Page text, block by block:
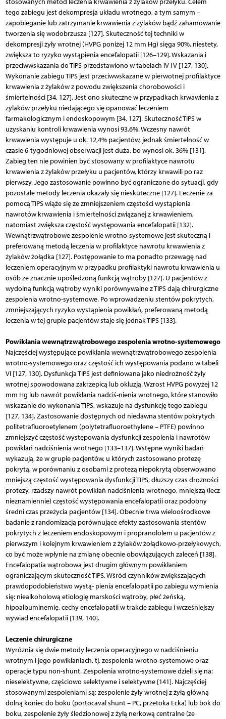
tego zabiegu jest dekompresja układu wrotnego, a tym samym –
zapobieganie lub zatrzymanie krwawienia z żylaków bądź zahamowanie
tworzenia się wodobrzusza [127]. Skuteczność tej techniki w
dekompresji żyły wrotnej (HVPG poniżej 12 mm Hg) sięga 90%, niestety,
zwiększa to ryzyko wystąpienia encefalopatii [126–129]. Wskazania i
przeciwwskazania do TIPS przedstawiono w tabelach IV i V [127, 130].
Wykonanie zabiegu TIPS jest przeciwwskazane w pierwot­nej profilaktyce
krwawienia z żylaków z powodu zwiększenia chorobowości i
śmiertelności [34, 127]. Jest ono skuteczne w przypadkach krwawienia z
żylaków przełyku niedającego się opanować leczeniem
farmakologicznym i endoskopowym [34, 127]. Skuteczność TIPS w
uzyskaniu kontroli krwawienia wynosi 93,6%. Wczesny nawrót
krwawienia występuje u ok. 12,4% pacjentów, jednak śmiertelność w
czasie 6-tygodniowej obserwacji jest duża, bo wynosi ok. 36% [131].
Zabieg ten nie powinien być stosowany w profilaktyce nawrotu
krwawienia z żylaków przełyku u pacjentów, którzy krwawili po raz
pierwszy. Jego zastosowanie powinno być ograniczone do sytuacji, gdy
pozostałe metody leczenia okazały się nieskuteczne [127]. Leczenie za
pomocą TIPS wiąże się ze zmniejszeniem częstości wystąpienia
nawrotów krwawienia i śmiertelności związanej z krwawieniem,
natomiast zwiększa częstość występowania encefalopatii [132].
Wewnątrzwątrobowe zespolenie wrotno-systemowe jest skuteczną i
preferowaną metodą leczenia w profilaktyce nawrotu krwawienia z
żylaków żołądka [127]. Postępowanie to ma ponadto przewagę nad
leczeniem operacyjnym w przypadku profilaktyki nawrotu krwawienia u
osób ze znacznie upośledzoną funkcją wątroby [127]. U pacjentów z
wydolną funkcją wątroby wyniki porównywalne z TIPS dają chirurgiczne
zespolenia wrotno-­systemowe. Po wprowadzeniu stentów pokrytych,
zmniejszających ryzyko wystąpienia powikłań, preferowaną metodą
leczenia w tej grupie pacjentów staje się jednak TIPS [133].
Powikłania wewnątrzwątrobowego zespolenia wrotno-systemowego
Najczęściej występujące powikłania wewnątrzwątrobowego zespolenia
wrotno-systemowego oraz częstość ich występowania podano w tabeli
VI [127, 130]. Dysfunkcja TIPS jest definiowana jako niedrożność żyły
wrotnej spowodowana zakrzepicą lub okluzją. Wzrost HVPG powyżej 12
mm Hg lub nawrót powikłania nadciś­-nienia wrotnego, które stanowiło
wskazanie do wykonania TIPS, wskazuje na dysfunkcję tego zabiegu
[127, 134]. Zastosowanie dostępnych od niedawna stentów pokrytych
politetrafluoroetylenem (polytetrafluoroethylene – PTFE) powinno
zmniejszyć częstość występowania dysfunkcji zespolenia i nawrotów
powikłań nadciś­nienia wrotnego [133–137]. Wstępne wyniki badań
wykazują, że w grupie pacjentów, u których zastosowano protezę
pokrytą, w porównaniu z osobami z protezą niepokrytą obserwowano
mniejszą częstość występowania dysfunkcji TIPS, dłuższy czas drożności
protezy, rzadszy nawrót powikłań nadciśnienia wrotnego, mniejszą (lecz
nieznamiennie) częstość występowania encefalopatii oraz podobny
średni czas przeżycia pacjentów [134]. Obecnie trwa wieloośrodkowe
badanie z randomizacją porównujące efekty zastosowania stentów
pokrytych z leczeniem endoskopowym i propranololem u pacjentów z
pierwszym i kolejnym krwawieniem z żylaków żołądkowo-przełykowych,
co być może wpłynie na zmianę obecnie obowiązujących zaleceń [138].
Encefalopatia wątrobowa jest drugim głównym powikłaniem
ograniczającym skuteczność TIPS. Wśród czynników zwiększających
prawdopodobieństwo wystą- ­­pienia encefalopatii po zabiegu wymienia
się: nie­alko­holową etiologię marskości wątroby, płeć żeńską,
hipoalbuminemię, cechy encefalopatii w trakcie zabiegu i wcześniejszy
wywiad encefalopatii [139, 140].
Leczenie chirurgiczne
Wyróżnia się dwie metody leczenia operacyjnego w nadciśnieniu
wrotnym i jego powikłaniach, tj. zespolenia wrotno-systemowe oraz
operacje typu non-shunt. Zespolenia wrotno-systemowe dzieli się na:
nieselektywne, częściowo selektywne i selektywne [141]. Najczęściej
stosowanymi zespoleniami są: zespolenie żyły wrotnej z żyłą główną
dolną koniec do boku (portocaval shunt – PC, przetoka Ecka) lub bok do
boku, zespolenie żyły śledzionowej z żyłą nerkową centralne (ze